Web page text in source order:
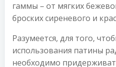
гаммы – от мягких
броских сиреневого и
Разумеется, для того,
использования патины
необходимо